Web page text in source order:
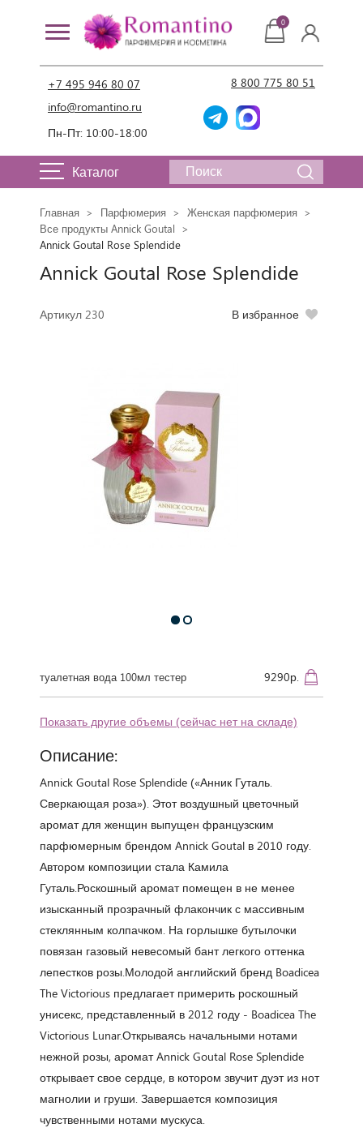
+7 495 946 80 07
info@romantino.ru
Пн-Пт: 10:00-18:00
8 800 775 80 51
0
Каталог
Главная Парфюмерия
Женская парфюмерия
Все продукты Annick Goutal
Annick Goutal Rose Splendide
Annick Goutal Rose Splendide
Артикул 230 В избранное
туалетная вода 100мл тестер 9290р.
Показать другие объемы (сейчас нет на складе)
Описание:
Annick Goutal Rose Splendide («Анник Гуталь.
Сверкающая роза»). Этот воздушный цветочный
аромат для женщин выпущен французским
парфюмерным брендом Annick Goutal в 2010 году.
Автором композиции стала Камила
Гуталь.Роскошный аромат помещен в не менее
изысканный прозрачный флакончик с массивным
стеклянным колпачком. На горлышке бутылочки
повязан газовый невесомый бант легкого оттенка
лепестков розы.Молодой английский бренд Boadicea
The Victorious предлагает примерить роскошный
унисекс, представленный в 2012 году - Boadicea The
Victorious Lunar.Открываясь начальными нотами
нежной розы, аромат Annick Goutal Rose Splendide
открывает свое сердце, в котором звучит дуэт из нот
магнолии и груши. Завершается композиция
чувственными нотами мускуса.